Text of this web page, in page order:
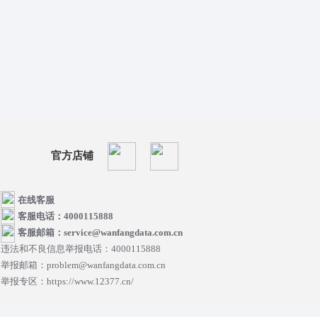
官方店铺
在线客服
客服电话：4000115888
客服邮箱：service@wanfangdata.com.cn
违法和不良信息举报电话：4000115888
举报邮箱：problem@wanfangdata.com.cn
举报专区：https://www.12377.cn/